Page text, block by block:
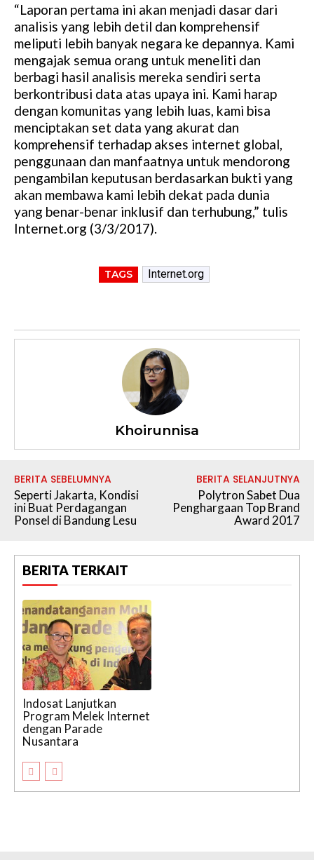
“Laporan pertama ini akan menjadi dasar dari
analisis yang lebih detil dan komprehensif
meliputi lebih banyak negara ke depannya. Kami
mengajak semua orang untuk meneliti dan
berbagi hasil analisis mereka sendiri serta
berkontribusi data atas upaya ini. Kami harap
dengan komunitas yang lebih luas, kami bisa
menciptakan set data yang akurat dan
komprehensif terhadap akses internet global,
penggunaan dan manfaatnya untuk mendorong
pengambilan keputusan berdasarkan bukti yang
akan membawa kami lebih dekat pada dunia
yang benar-benar inklusif dan terhubung,” tulis
Internet.org (3/3/2017).
TAGS Internet.org
Khoirunnisa
BERITA SEBELUMNYA
Seperti Jakarta, Kondisi
ini Buat Perdagangan
Ponsel di Bandung Lesu
BERITA SELANJUTNYA
Polytron Sabet Dua
Penghargaan Top Brand
Award 2017
BERITA TERKAIT
Indosat Lanjutkan
Program Melek Internet
dengan Parade
Nusantara